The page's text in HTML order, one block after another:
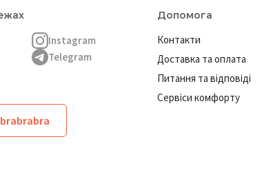
Instagram
Telegram
brabrabra
Допомога
Контакти
Доставка та оплата
Питання та відповіді
Сервіси комфорту